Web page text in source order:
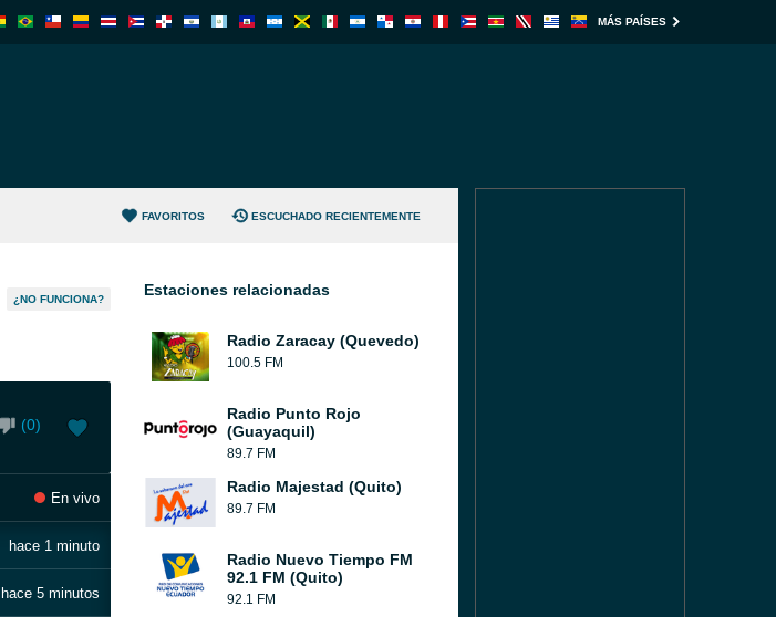
MÁS PAÍSES
FAVORITOS ESCUCHADO RECIENTEMENTE
¿NO FUNCIONA?
(0)
En vivo
hace 1 minuto
hace 5 minutos
Estaciones relacionadas
Radio Zaracay (Quevedo)
100.5 FM
Radio Punto Rojo
(Guayaquil)
89.7 FM
Radio Majestad (Quito)
89.7 FM
Radio Nuevo Tiempo FM
92.1 FM (Quito)
92.1 FM